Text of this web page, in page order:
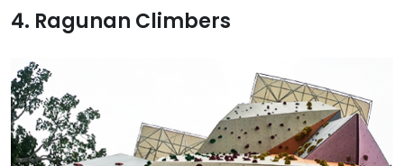
4. Ragunan Climbers